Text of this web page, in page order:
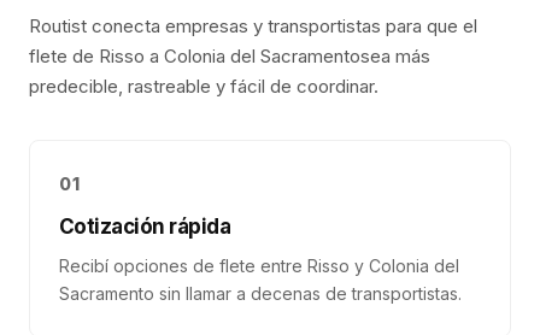
Routist conecta empresas y transportistas para que el
flete de Risso a Colonia del Sacramentosea más
predecible, rastreable y fácil de coordinar.
01
Cotización rápida
Recibí opciones de flete entre Risso y Colonia del
Sacramento sin llamar a decenas de transportistas.